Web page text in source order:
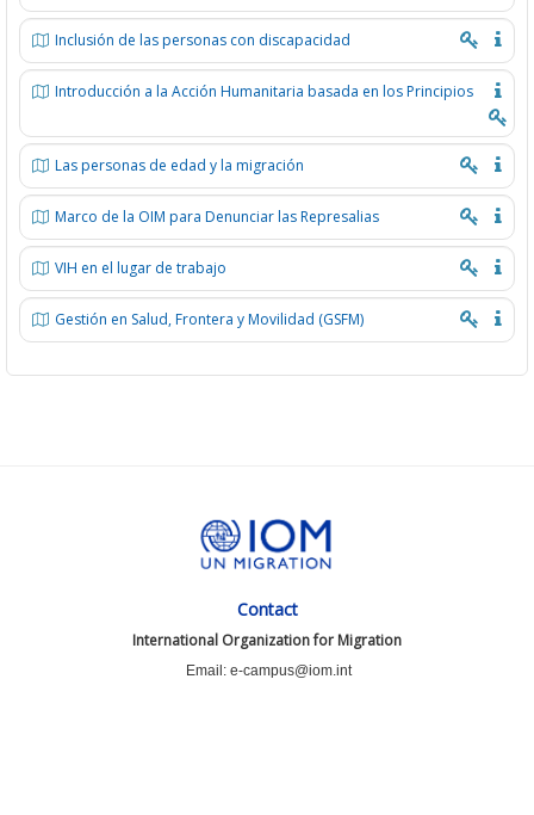
Inclusión de las personas con discapacidad
Introducción a la Acción Humanitaria basada en los Principios
Las personas de edad y la migración
Marco de la OIM para Denunciar las Represalias
VIH en el lugar de trabajo
Gestión en Salud, Frontera y Movilidad (GSFM)
Contact
International Organization for Migration
Email: e-campus@iom.int